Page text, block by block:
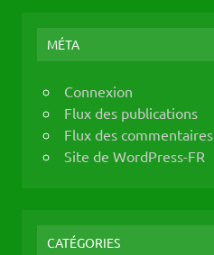
MÉTA
Connexion
Flux des publications
Flux des commentaires
Site de WordPress-FR
CATÉGORIES